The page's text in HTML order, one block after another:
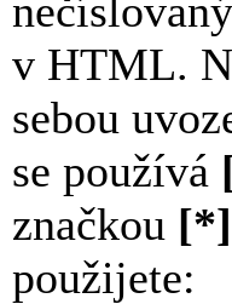
v HTML.
sebou
se používá
značkou [*]
použijete: